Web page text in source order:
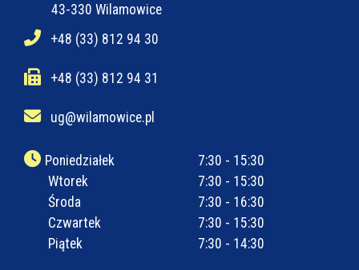
43-330 Wilamowice
+48 (33) 812 94 30
+48 (33) 812 94 31
ug@wilamowice.pl
Poniedziałek
7:30 - 15:30
Wtorek
7:30 - 15:30
Środa
7:30 - 16:30
Czwartek
7:30 - 15:30
Piątek
7:30 - 14:30